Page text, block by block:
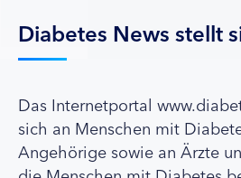
Diabetes News stellt
Das Internetportal
sich an Menschen mit
Angehörige sowie an Ärzte